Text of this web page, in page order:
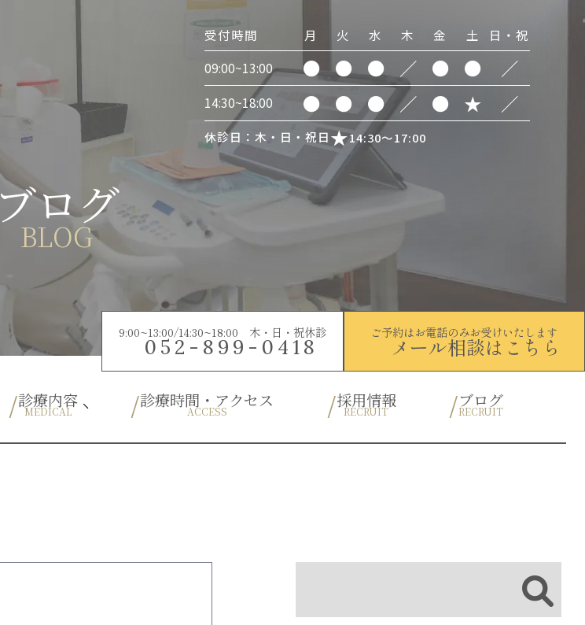
ブログ
BLOG
受付時間 月 火 水 木 金 土
日・祝
09:00~13:00
● ● ● ／ ● ● ／
14:30~18:00 ● ● ● ／ ● ★ ／
休診日：木・日・祝日 14:30～17:00
9:00~13:00/14:30~18:00 木・日・祝休診
052-899-0418
ご予約はお電話のみお受けいたします
メール相談はこちら
診療内容
MEDICAL
小児歯科
診療時間・アクセス
ACCESS
採用情報
RECRUIT
ブログ
RECRUIT